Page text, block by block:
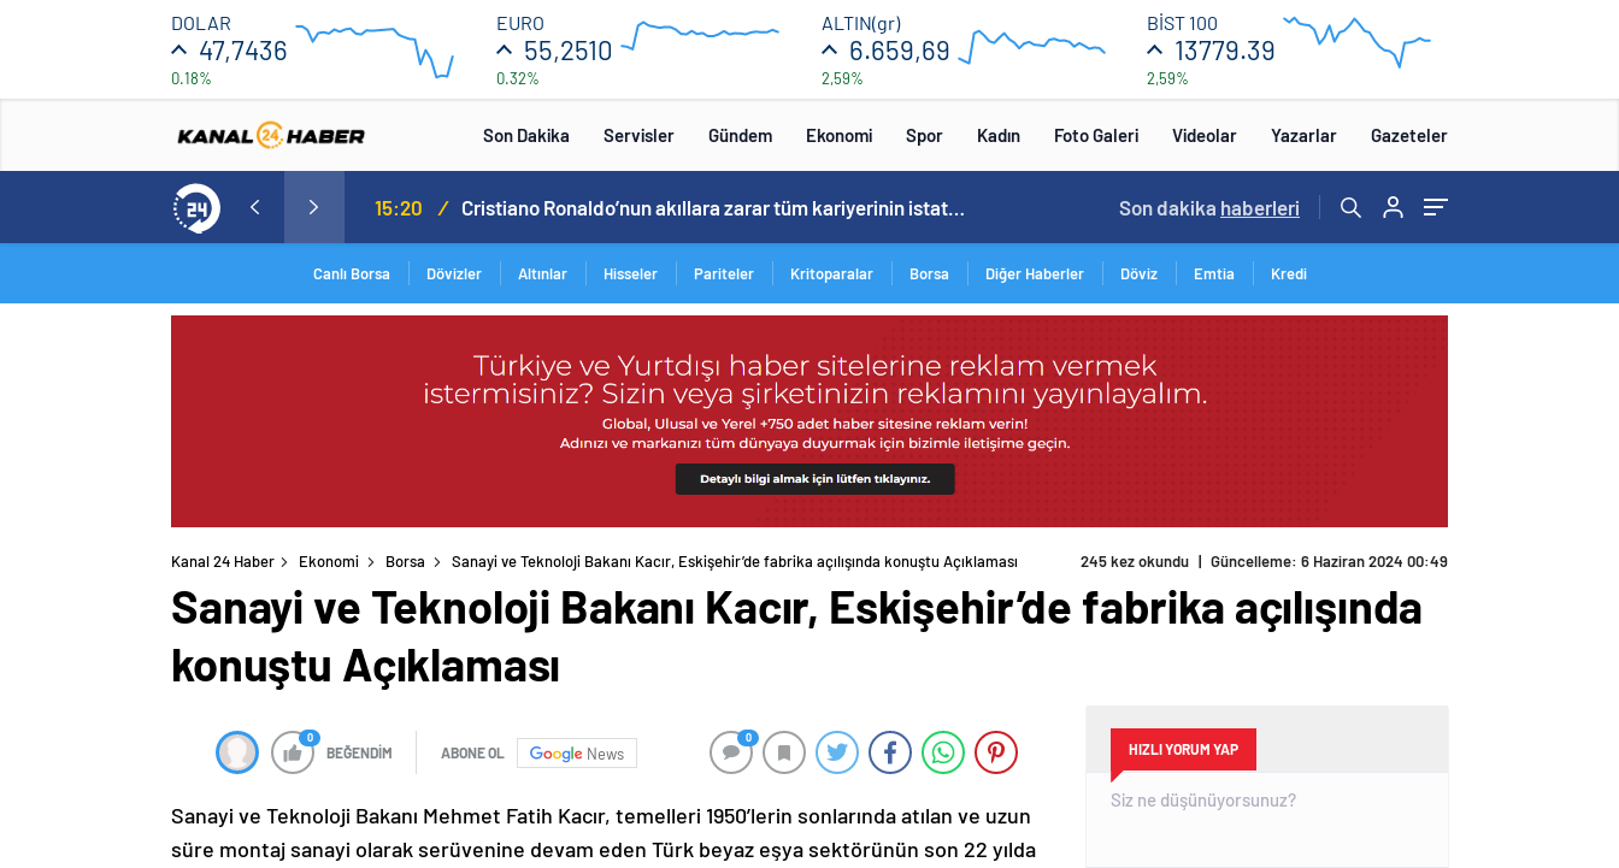
DOLAR
47,7436
0.18%
12:00 16:00
EURO
55,2510
0.32%
12:00 16:00
ALTIN(gr)
6.659,69
2,59%
12:00 16:00
BİST 100
13779.39
2,59%
12:00
Son Dakika Servisler Gündem Ekonomi Spor Kadın Foto Galeri Videolar Yazarlar Gazeteler
Norweç silahlı kuvvetleri kadınlardan oluşan özel kuvvetler eğitimlerini başlattı. 15:20 / Cristiano Ronaldo’nun akıllara zarar tüm kariyerinin istatistiğini çıkardık ! 14:57 /
Son dakika haberleri
Canlı Borsa Dövizler Altınlar Hisseler Pariteler Kritoparalar Borsa Diğer Haberler Döviz Emtia Kredi
Kanal 24 Haber Ekonomi Borsa Sanayi ve Teknoloji Bakanı Kacır, Eskişehir’de fabrika açılışında konuştu Açıklaması 245 kez okundu | Güncelleme: 6 Haziran 2024 00:49
Sanayi ve Teknoloji Bakanı Kacır, Eskişehir’de fabrika açılışında
konuştu Açıklaması
0
BEĞENDİM ABONE OL News
0
Sanayi ve Teknoloji Bakanı Mehmet Fatih Kacır, temelleri 1950’lerin sonlarında atılan ve uzun
süre montaj sanayi olarak serüvenine devam eden Türk beyaz eşya sektörünün son 22 yılda
HIZLI YORUM YAP